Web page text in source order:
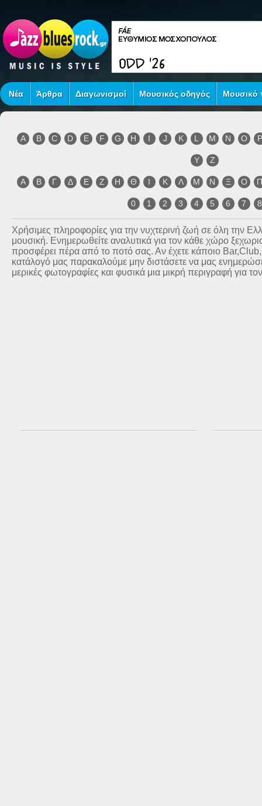
Νέα Άρθρα Διαγωνισμοί Μουσικός οδηγός Μουσικό
A B C D E F G H I J K L M N O P
Y Z
Α Β Γ Δ Ε Ζ Η Θ Ι Κ Λ Μ Ν Ξ Ο
0 1 2 3 4 5 6 7 8
Χρήσιμες πληροφορίες για την νυχτερινή ζωή σε όλη την
μουσική. Ενημερωθείτε αναλυτικά για τον κάθε χώρο
προσφέρει πέρα από το ποτό σας. Αν έχετε κάποιο
κατάλογό μας παρακαλούμε μην διστάσετε να μας
μερικές φωτογραφίες και φυσικά μια μικρή περιγραφή για